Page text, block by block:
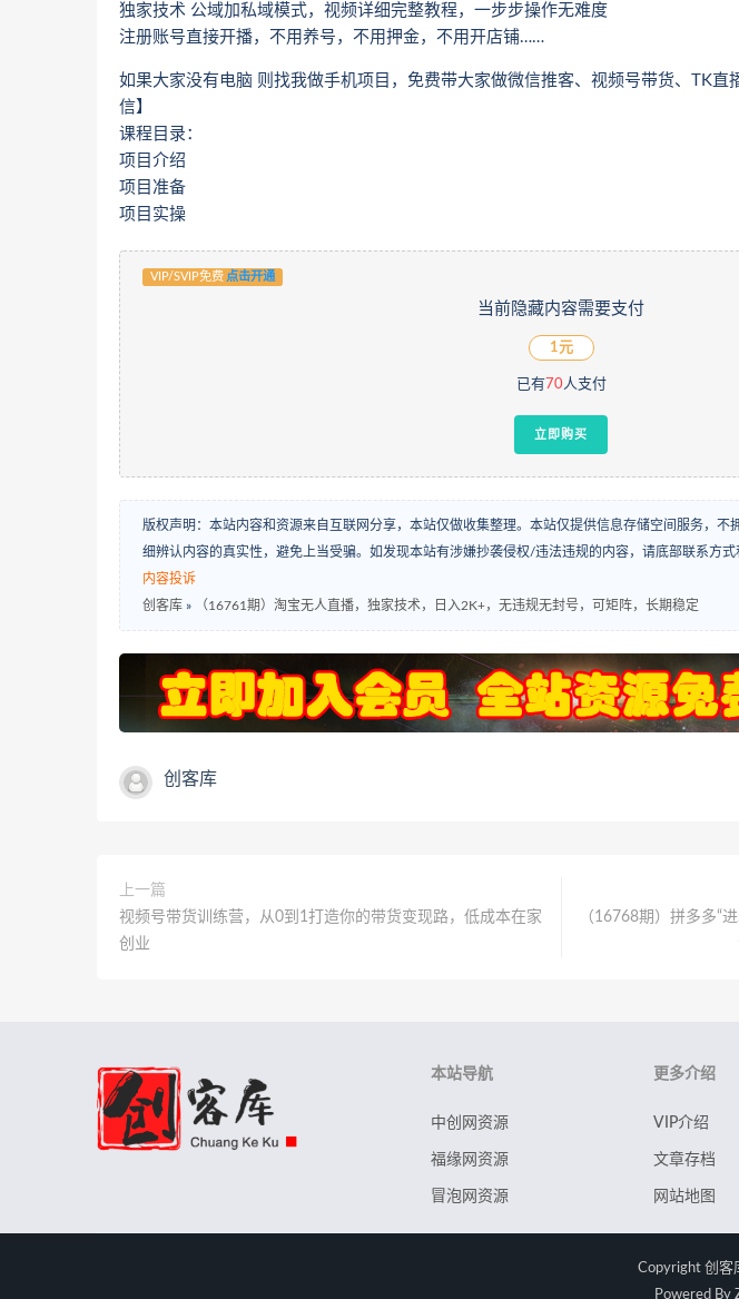
独家技术 公域加私域模式，视频详细完整教程，一步步操作无难度
注册账号直接开播，不用养号，不用押金，不用开店铺……
如果大家没有电脑 则找我做手机项目，免费带大家做微信推客、视频号带货、TK
信】
课程目录：
项目介绍
项目准备
项目实操
VIP/SVIP免费 点击开通
当前隐藏内容需要支付
1元
已有70人支付
立即购买
版权声明：本站内容和资源来自互联网分享，本站仅做收集整理。本站仅提供信息存储空间服务，不
细辨认内容的真实性，避免上当受骗。如发现本站有涉嫌抄袭侵权/违法违规的内容，请底部联系方式
内容投诉
创客库 » （16761期）淘宝无人直播，独家技术，日入2K+，无违规无封号，可矩阵，长期稳定
创客库
上一篇
视频号带货训练营，从0到1打造你的带货变现路，低成本在家
创业
（16768期）拼多多“
本站导航
中创网资源
福缘网资源
冒泡网资源
更多介绍
VIP介绍
文章存档
网站地图
Copyright 创客
Powered By